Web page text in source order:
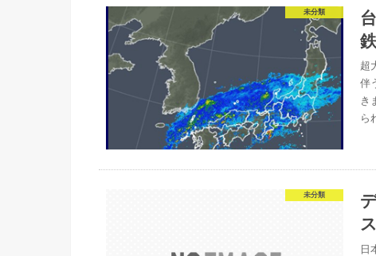
未分類
超
伴
き
ら
未分類
日